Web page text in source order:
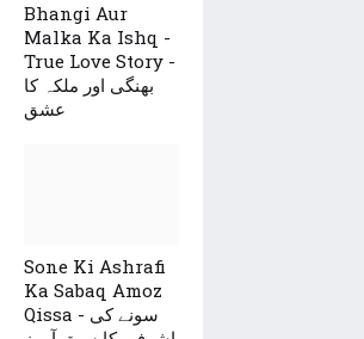
Bhangi Aur
Malka Ka Ishq -
True Love Story -
بھنگی اور ملکہ کا
عشق
Sone Ki Ashrafi
Ka Sabaq Amoz
Qissa - سونے کی